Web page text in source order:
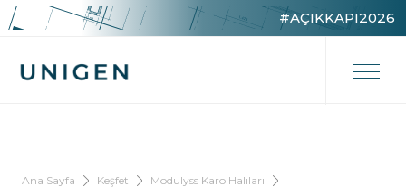
#AÇIKKAPI2026
Ana Sayfa Keşfet Modulyss Karo Halıları